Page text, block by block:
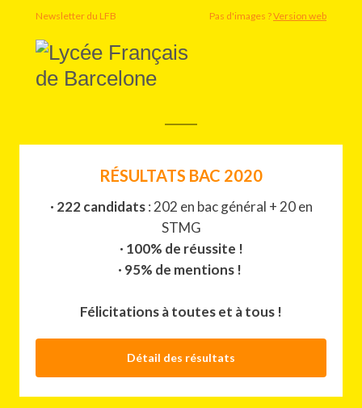
Newsletter du LFB Pas d'images ?Version web
RÉSULTATS BAC 2020
· 222 candidats: 202 en bac général + 20 en
STMG
· 100% de réussite !
· 95% de mentions !
Félicitations à toutes et à tous !
Détail des résultats